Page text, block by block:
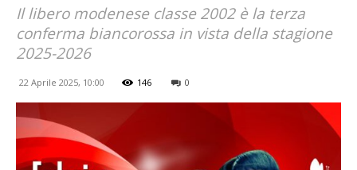
Il libero modenese classe 2002 è la terza
conferma biancorossa in vista della stagione
2025-2026
22 Aprile 2025, 10:00 146 0